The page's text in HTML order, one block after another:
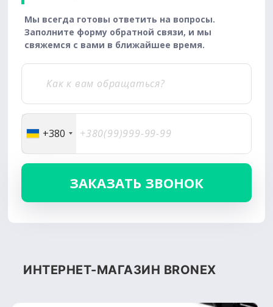
Мы всегда готовы ответить на вопросы.
Заполните форму обратной связи, и мы
свяжемся с вами в ближайшее время.
+380
ИНТЕРНЕТ-МАГАЗИН BRONEX